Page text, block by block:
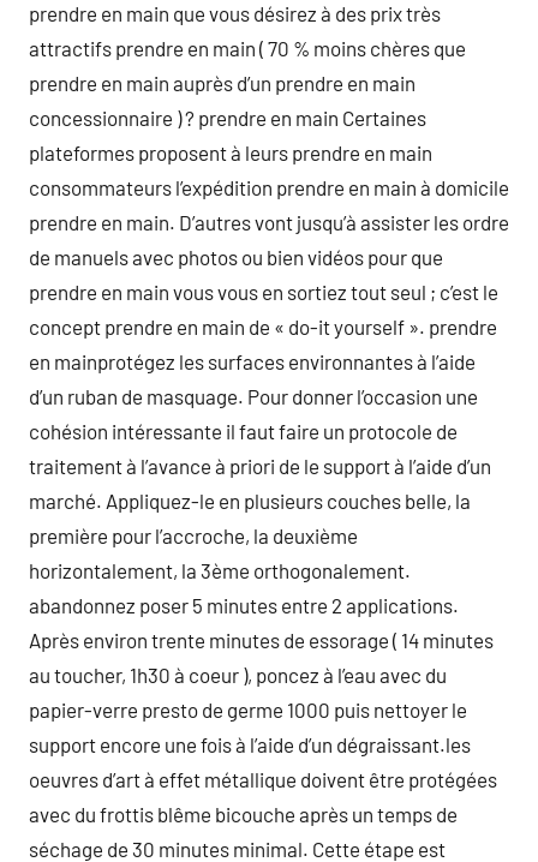
prendre en main que vous désirez à des prix très
attractifs prendre en main ( 70 % moins chères que
prendre en main auprès d’un prendre en main
concessionnaire ) ? prendre en main Certaines
plateformes proposent à leurs prendre en main
consommateurs l’expédition prendre en main à domicile
prendre en main. D’autres vont jusqu’à assister les ordre
de manuels avec photos ou bien vidéos pour que
prendre en main vous vous en sortiez tout seul ; c’est le
concept prendre en main de « do-it yourself ». prendre
en mainprotégez les surfaces environnantes à l’aide
d’un ruban de masquage. Pour donner l’occasion une
cohésion intéressante il faut faire un protocole de
traitement à l’avance à priori de le support à l’aide d’un
marché. Appliquez-le en plusieurs couches belle, la
première pour l’accroche, la deuxième
horizontalement, la 3ème orthogonalement.
abandonnez poser 5 minutes entre 2 applications.
Après environ trente minutes de essorage ( 14 minutes
au toucher, 1h30 à coeur ), poncez à l’eau avec du
papier-verre presto de germe 1000 puis nettoyer le
support encore une fois à l’aide d’un dégraissant.les
oeuvres d’art à effet métallique doivent être protégées
avec du frottis blême bicouche après un temps de
séchage de 30 minutes minimal. Cette étape est